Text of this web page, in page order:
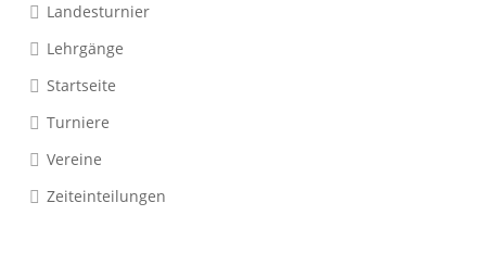
Landesturnier
Lehrgänge
Startseite
Turniere
Vereine
Zeiteinteilungen